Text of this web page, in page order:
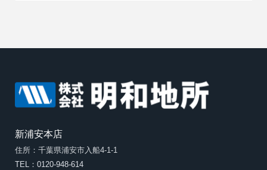
新浦安本店
住所：千葉県浦安市入船4-1-1
TEL：0120-948-614